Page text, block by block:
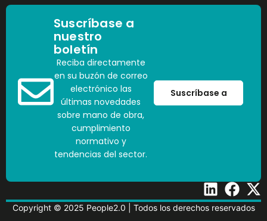
Suscríbase a
nuestro
boletín
Reciba directamente
en su buzón de correo
electrónico las
últimas novedades
sobre mano de obra,
cumplimiento
normativo y
tendencias del sector.
Suscríbase a
Copyright © 2025 People2.0 | Todos los derechos reservados